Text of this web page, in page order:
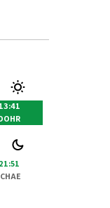
13:41
21:51